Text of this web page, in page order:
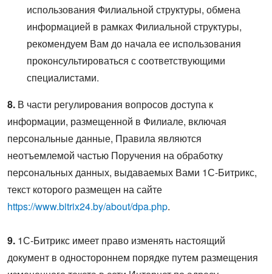
использования Филиальной структуры, обмена
информацией в рамках Филиальной структуры,
рекомендуем Вам до начала ее использования
проконсультироваться с соответствующими
специалистами.
8. В части регулирования вопросов доступа к
информации, размещенной в Филиале, включая
персональные данные, Правила являются
неотъемлемой частью Поручения на обработку
персональных данных, выдаваемых Вами 1С-Битрикс,
текст которого размещен на сайте
https://www.bitrix24.by/about/dpa.php.
9. 1С-Битрикс имеет право изменять настоящий
документ в одностороннем порядке путем размещения